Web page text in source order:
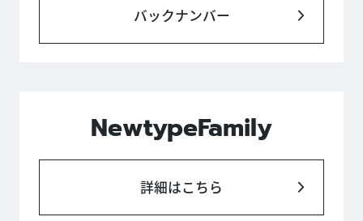
バックナンバー
NewtypeFamily
詳細はこちら